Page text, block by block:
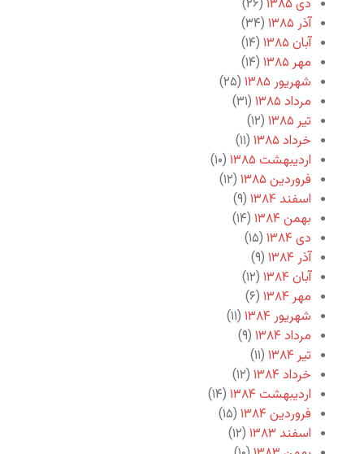
دی ۱۳۸۵
(۲۶)
آذر ۱۳۸۵
(۳۴)
آبان ۱۳۸۵
(۱۴)
مهر ۱۳۸۵
(۱۴)
شهریور ۱۳۸۵
(۲۵)
مرداد ۱۳۸۵
(۳۱)
تیر ۱۳۸۵
(۱۲)
خرداد ۱۳۸۵
(۱۱)
اردیبهشت ۱۳۸۵
(۱۰)
فروردین ۱۳۸۵
(۱۲)
اسفند ۱۳۸۴
(۹)
بهمن ۱۳۸۴
(۱۴)
دی ۱۳۸۴
(۱۵)
آذر ۱۳۸۴
(۹)
آبان ۱۳۸۴
(۱۲)
مهر ۱۳۸۴
(۶)
شهریور ۱۳۸۴
(۱۱)
مرداد ۱۳۸۴
(۹)
تیر ۱۳۸۴
(۱۱)
خرداد ۱۳۸۴
(۱۲)
اردیبهشت ۱۳۸۴
(۱۴)
فروردین ۱۳۸۴
(۱۵)
اسفند ۱۳۸۳
(۱۲)